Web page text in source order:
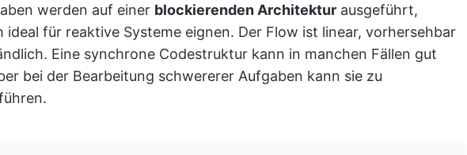
werden auf einer blockierenden Architektur ausgeführt,
ideal für reaktive Systeme eignen. Der Flow ist linear, vorhersehbar
Eine synchrone Codestruktur kann in manchen Fällen gut
bei der Bearbeitung schwererer Aufgaben kann sie zu